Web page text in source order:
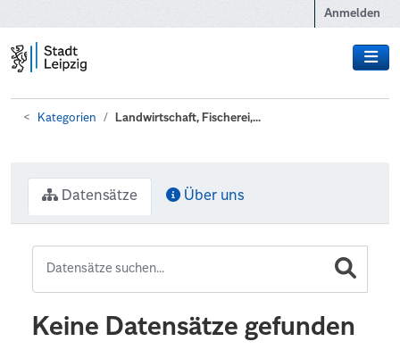
Anmelden
Kategorien Landwirtschaft, Fischerei,...
Datensätze Über uns
Keine Datensätze gefunden